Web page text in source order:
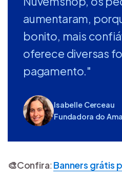
aumentaram,
bonito, mais
oferece diversas
pagamento."
Isabelle Cerceau
Fundadora do
🎨Confira: Banners grátis